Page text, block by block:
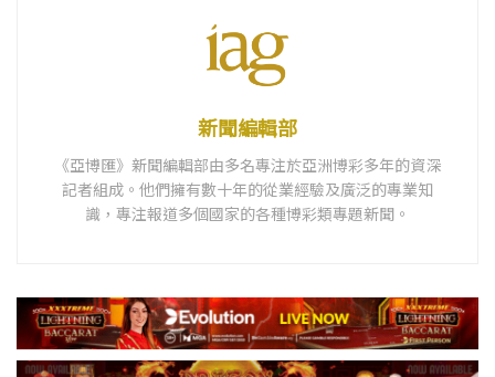
新聞編輯部
《亞博匯》新聞編輯部由多名專注於亞洲博彩多年的資深
記者組成。他們擁有數十年的從業經驗及廣泛的專業知
識，專注報道多個國家的各種博彩類專題新聞。